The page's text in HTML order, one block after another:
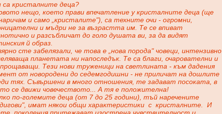
са кристалните деца?
нещо, което прави впечатление у кристалните деца (ще
и само „кристалите"), са техните очи - огромни,
и мъдри не за възрастта им. Те се впиват
и разсъбличат до голо душата ви, за да видят
й образ.
сте забелязали, че това е „нова порода" човеци, интензивно
планетата ни напоследък. Те са благи, очарователни и
Тези нови труженици на светлината - към дадения
от новородени до седемгодишни - не приличат на дошлите
тях. Съвършени в много отношения, те задават посоката, в
се движи човечеството... А тя е положителна!
по-големите деца (от 7 до 25 години), тъй наречените
имат някои общи характеристики с кристалните.
И